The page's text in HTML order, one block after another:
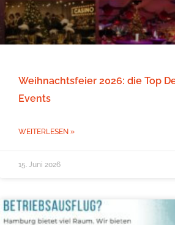
Weihnachtsfeier 2026: die Top
Events
WEITERLESEN »
15. Juni 2026